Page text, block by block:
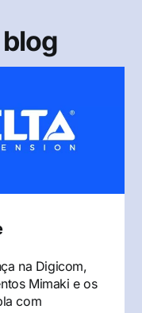
na Digicom,
Mimaki e os
com